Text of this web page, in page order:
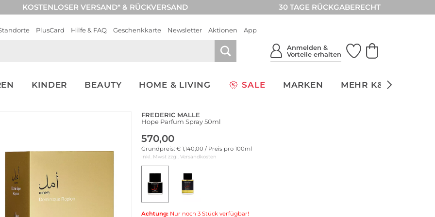
KOSTENLOSER VERSAND* & RÜCKVERSAND 30 TAGE RÜCKGABERECHT
PlusCard Hilfe & FAQ Geschenkkarte Newsletter Aktionen App
Anmelden &
Vorteile erhalten
KINDER BEAUTY HOME & LIVING SALE MARKEN MEHR K&Ö
FREDERIC MALLE
Hope Parfum Spray 50ml
570,00
Grundpreis: € 1,140,00 / Preis pro 100ml
inkl. Mwst zzgl. Versandkosten
Achtung: Nur noch 3 Stück verfügbar!